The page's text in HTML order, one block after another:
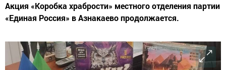
Акция «Коробка храбрости» местного отделения партии
«Единая Россия» в Азнакаево продолжается.